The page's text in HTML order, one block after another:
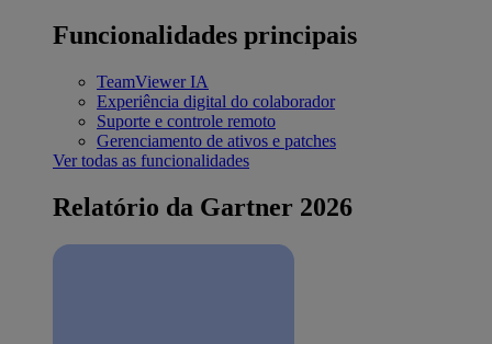
Funcionalidades principais
TeamViewer IA
Experiência digital do colaborador
Suporte e controle remoto
Gerenciamento de ativos e patches
Ver todas as funcionalidades
Relatório da Gartner 2026